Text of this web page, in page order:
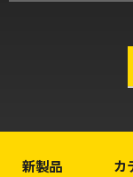
新製品 カ